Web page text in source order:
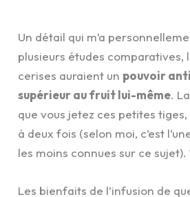
Un détail qui m’a
plusieurs études comparatives,
cerises auraient un pouvoir
supérieur au fruit lui-même.
que vous jetez ces petites
à deux fois (selon moi, c’est
les moins connues sur ce sujet).
Les bienfaits de l’infusion de